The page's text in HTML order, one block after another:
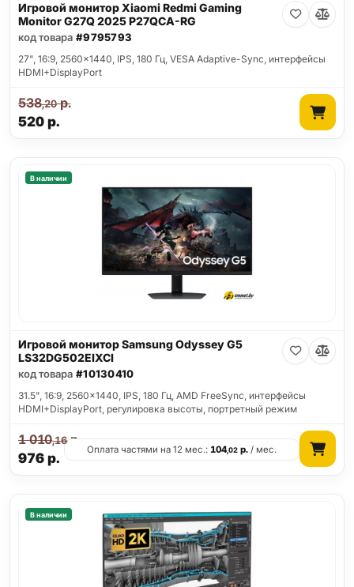
Игровой монитор Xiaomi Redmi Gaming
Monitor G27Q 2025 P27QCA-RG
код товара #9795793
27", 16:9, 2560x1440, IPS, 180 Гц, VESA Adaptive-Sync, интерфейсы
HDMI+DisplayPort
520р.
538,20р.
В наличии
Игровой монитор Samsung Odyssey G5
LS32DG502EIXCI
код товара #10130410
31.5", 16:9, 2560x1440, IPS, 180 Гц, AMD FreeSync, интерфейсы
HDMI+DisplayPort, регулировка высоты, портретный режим
976р.
1 010,16р.
Оплата частями на 12 мес.:104,02 р. / мес.
В наличии